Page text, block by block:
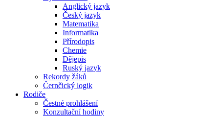
Anglický jazyk
Český jazyk
Matematika
Informatika
Přírodopis
Chemie
Dějepis
Ruský jazyk
Rekordy žáků
Černčický logik
Rodiče
Čestné prohlášení
Konzultační hodiny